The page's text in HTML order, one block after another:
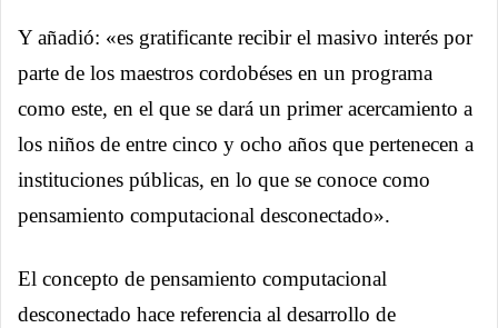
Y añadió: «es gratificante recibir el masivo interés por
parte de los maestros cordobéses en un programa
como este, en el que se dará un primer acercamiento a
los niños de entre cinco y ocho años que pertenecen a
instituciones públicas, en lo que se conoce como
pensamiento computacional desconectado».
El concepto de pensamiento computacional
desconectado hace referencia al desarrollo de